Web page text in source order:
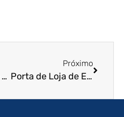
Portão de Aço de Enrolar em São José do Rio Preto – SP
Próximo
Porta de Loja de Enrolar em Araras – SP